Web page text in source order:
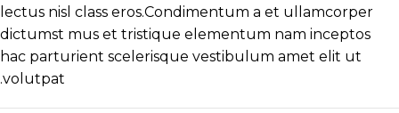
lectus nisl class eros.Condimentum a et ullamcorper
dictumst mus et tristique elementum nam inceptos
hac parturient scelerisque vestibulum amet elit ut
volutpat.